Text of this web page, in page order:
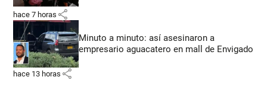
hace 7 horas share
Minuto a minuto: así asesinaron a
empresario aguacatero en mall de Envigado
hace 13 horas share